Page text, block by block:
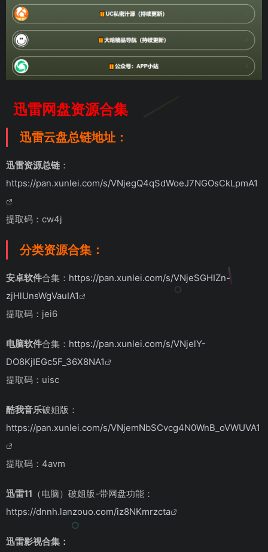
迅雷网盘资源合集
迅雷云盘总链地址：
迅雷资源总链 ：
https://pan.xunlei.com/s/VNjegQ4qSdWoeJ7NGOsCkLpmA1
提取码：cw4j
分类资源合集：
安卓软件合集： https://pan.xunlei.com/s/VNjeSGHIZn-
zjHlUnsWgVauIA1
提取码：jei6
电脑软件合集： https://pan.xunlei.com/s/VNjelY-
DO8KjIEGc5F_36X8NA1
提取码：uisc
酷我音乐破姐版：
https://pan.xunlei.com/s/VNjemNbSCvcg4N0WnB_oVWUVA1
提取码：4avm
迅雷11 （电脑）破姐版-带网盘功能：
https://dnnh.lanzouo.com/iz8NKmrzcta
迅雷影视合集：